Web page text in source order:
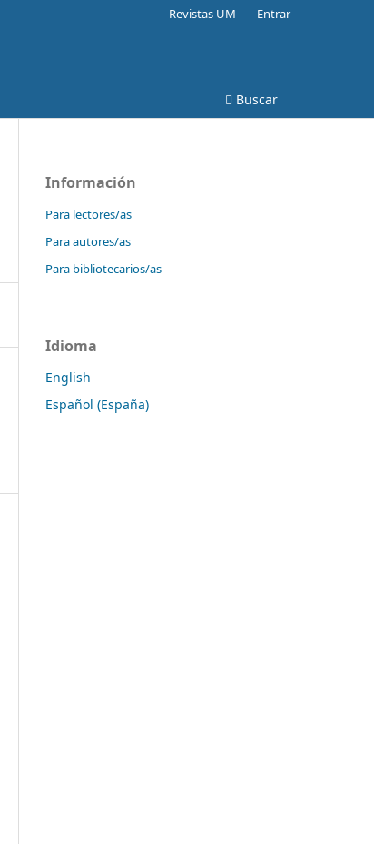
Buscar
Revistas UM Entrar
Información
Para lectores/as
Para autores/as
Para bibliotecarios/as
Idioma
English
Español (España)